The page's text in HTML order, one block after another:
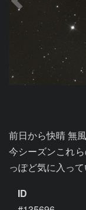
前日から快晴 無風
今シーズンこれ
っぽど気に入っ
ID